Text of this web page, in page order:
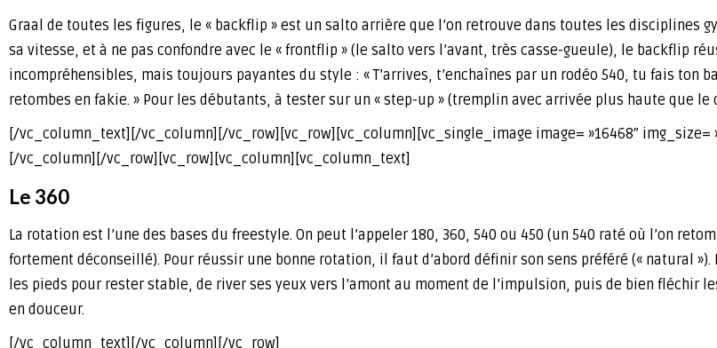
Graal de toutes les figures, le « backflip » est un salto arrière que l’on retrouve dans toutes les disciplines
sa vitesse, et à ne pas confondre avec le « frontflip » (le salto vers l’avant, très casse-gueule), le backflip
incompréhensibles, mais toujours payantes du style : « T’arrives, t’enchaînes par un rodéo 540, tu fais ton
retombes en fakie. » Pour les débutants, à tester sur un « step-up » (tremplin avec arrivée plus haute que
[/vc_column_text][/vc_column][/vc_row][vc_row][vc_column][vc_single_image image= »16468″ img_size=
[/vc_column][/vc_row][vc_row][vc_column][vc_column_text]
Le 360
La rotation est l’une des bases du freestyle. On peut l’appeler 180, 360, 540 ou 450 (un 540 raté où l’on
fortement déconseillé). Pour réussir une bonne rotation, il faut d’abord définir son sens préféré (« natural
les pieds pour rester stable, de river ses yeux vers l’amont au moment de l’impulsion, puis de bien fléchir
en douceur.
[/vc_column_text][/vc_column][/vc_row]